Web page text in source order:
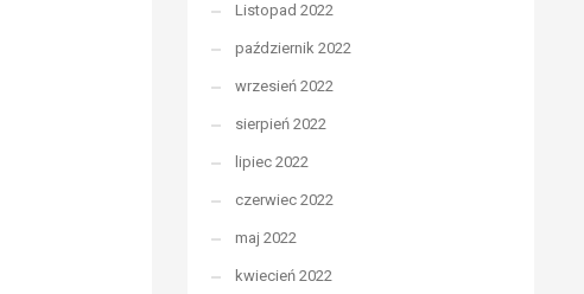
Listopad 2022
październik 2022
wrzesień 2022
sierpień 2022
lipiec 2022
czerwiec 2022
maj 2022
kwiecień 2022